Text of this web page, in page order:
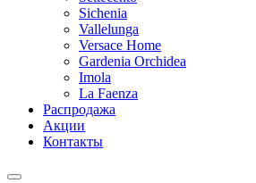
Sichenia
Vallelunga
Versace Home
Gardenia Orchidea
Imola
La Faenza
Распродажа
Акции
Контакты